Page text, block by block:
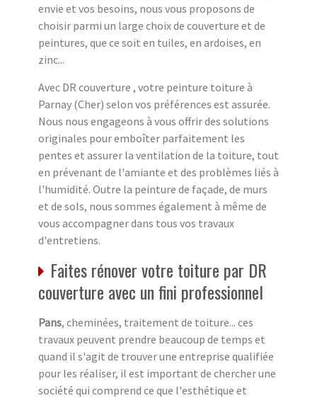
envie et vos besoins, nous vous proposons de
choisir parmi un large choix de couverture et de
peintures, que ce soit en tuiles, en ardoises, en
zinc...
Avec DR couverture , votre peinture toiture à
Parnay (Cher) selon vos préférences est assurée.
Nous nous engageons à vous offrir des solutions
originales pour emboîter parfaitement les
pentes et assurer la ventilation de la toiture, tout
en prévenant de l'amiante et des problèmes liés à
l'humidité. Outre la peinture de façade, de murs
et de sols, nous sommes également à même de
vous accompagner dans tous vos travaux
d'entretiens.
Faites rénover votre toiture par DR
couverture avec un fini professionnel
Pans, cheminées, traitement de toiture... ces
travaux peuvent prendre beaucoup de temps et
quand il s'agit de trouver une entreprise qualifiée
pour les réaliser, il est important de chercher une
société qui comprend ce que l'esthétique et